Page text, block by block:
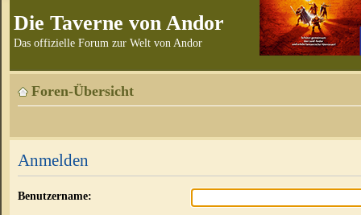
Die Taverne von Andor
Das offizielle Forum zur Welt von Andor
Foren-Übersicht
Anmelden
Benutzername: